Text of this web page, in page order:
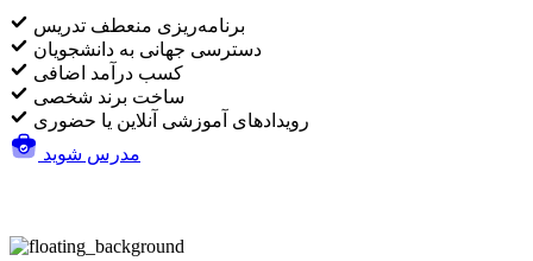
برنامه‌ریزی منعطف تدریس
دسترسی جهانی به دانشجویان
کسب درآمد اضافی
ساخت برند شخصی
رویدادهای آموزشی آنلاین یا حضوری
مدرس شوید